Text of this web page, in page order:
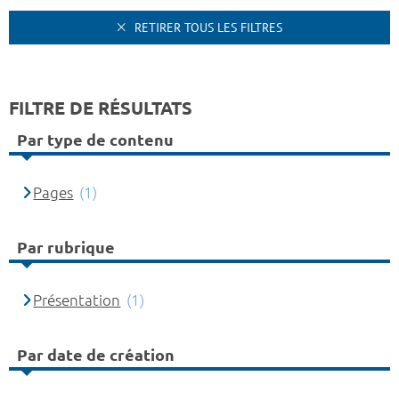
RETIRER TOUS LES FILTRES
FILTRE DE RÉSULTATS
Par type de contenu
Pages (1)
Par rubrique
Présentation (1)
Par date de création